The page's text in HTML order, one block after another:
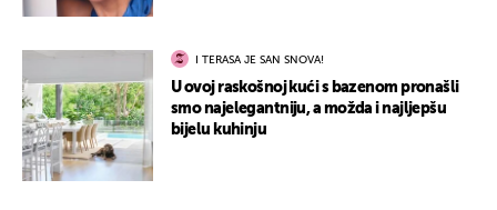
I TERASA JE SAN SNOVA!
U ovoj raskošnoj kući s bazenom pronašli
smo najelegantniju, a možda i najljepšu
bijelu kuhinju